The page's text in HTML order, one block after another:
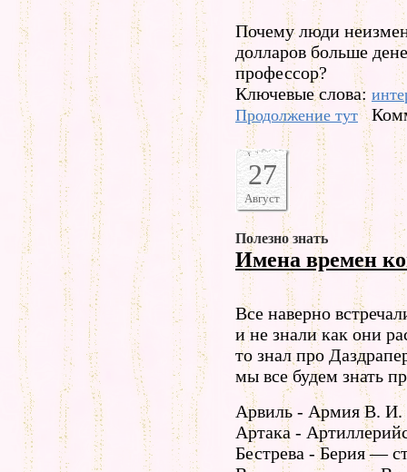
Почему люди
долларов больше
профессор?
Ключевые слова:
Продолжение тут
27
Август
Полезно знать
Имена времен
Все наверно
и не знали как они
то знал про
мы все будем знать
Арвиль - Армия В. И.
Артака -
Бестрева - Берия —